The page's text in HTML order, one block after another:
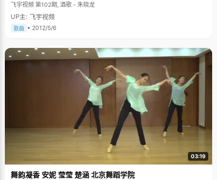
飞宇视频 第102期, 酒歌 - 朱晓龙
UP主: 飞宇视频
歌曲 • 2012/5/6
03:19
舞韵凝香 安妮 莹莹 楚涵 北京舞蹈学院